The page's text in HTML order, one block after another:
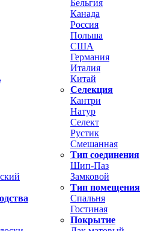
Бельгия
Канада
Россия
Польша
США
Германия
Италия
Китай
Селекция
Кантри
Натур
Селект
Рустик
Смешанная
Тип соединения
Шип-Паз
Замковой
Тип помещения
Спальня
Гостиная
Покрытие